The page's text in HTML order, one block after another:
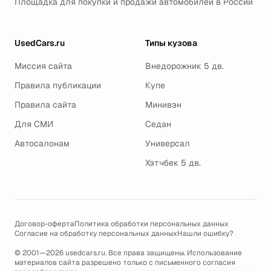
UsedCars.ru
Миссия сайта
Правила публикации
Правила сайта
Для СМИ
Автосалонам
Типы кузова
Внедорожник 5 дв.
Купе
Минивэн
Седан
Универсал
Хэтчбек 5 дв.
Договор-офертаПолитика обработки персональных данных
Согласие на обработку персональных данныхНашли ошибку?
© 2001—2026 usedcars.ru. Все права защищены. Использование
материалов сайта разрешено только с письменного согласия